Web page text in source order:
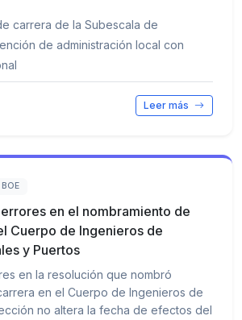
carrera de la Subescala de
de administración local con
Leer más
BOE
en el nombramiento de
Cuerpo de Ingenieros de
y Puertos
en la resolución que nombró
en el Cuerpo de Ingenieros de
no altera la fecha de efectos del